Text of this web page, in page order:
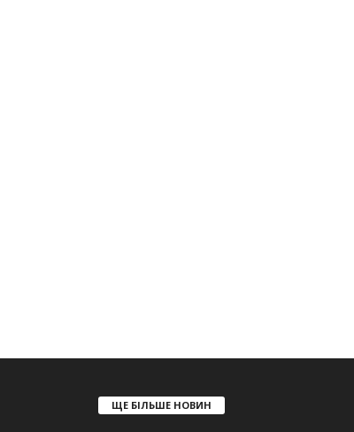
ЩЕ БІЛЬШЕ НОВИН